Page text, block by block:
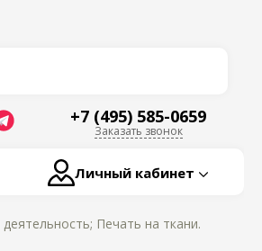
+7 (495) 585-0659
Заказать звонок
Личный кабинет
Печать на ткани.